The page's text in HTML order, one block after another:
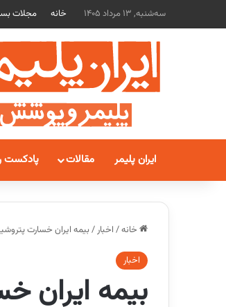
سه‌شنبه, 13 مرداد 1405 خانه مجلات
ایران پلیمر مقالات پادکست
خانه/ اخبار/بیمه ایران خسارت
اخبار
بیمه ایران